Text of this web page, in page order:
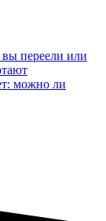
вы переели или
можно ли